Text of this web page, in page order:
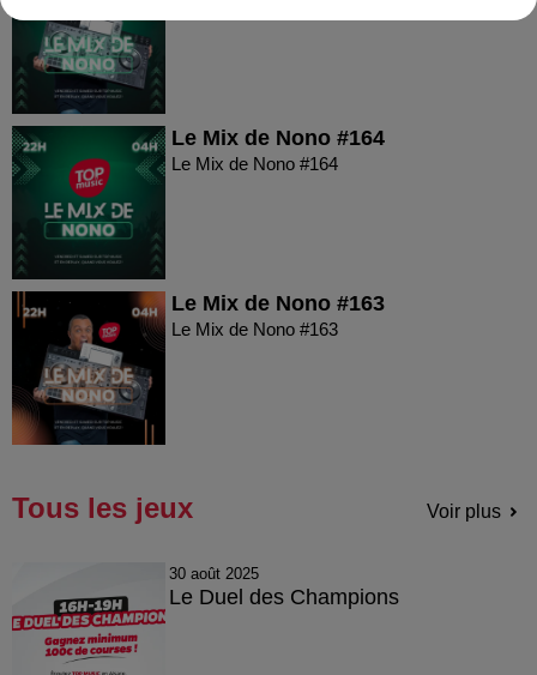
Le Mix de Nono #164
Le Mix de Nono #164
Le Mix de Nono #163
Le Mix de Nono #163
Tous les jeux Voir plus
30 août 2025
Le Duel des Champions